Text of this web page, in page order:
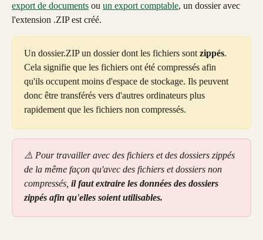
export de documents ou un export comptable, un dossier avec
l'extension .ZIP est créé.
Un dossier.ZIP un dossier dont les fichiers sont zippés.
Cela signifie que les fichiers ont été compressés afin
qu'ils occupent moins d'espace de stockage. Ils peuvent
donc être transférés vers d'autres ordinateurs plus
rapidement que les fichiers non compressés.
⚠️ Pour travailler avec des fichiers et des dossiers zippés
de la même façon qu'avec des fichiers et dossiers non
compressés, il faut extraire les données des dossiers
zippés afin qu'elles soient utilisables.